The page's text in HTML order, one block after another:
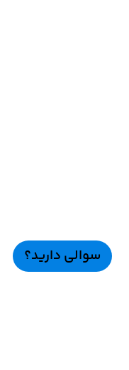
سوالی دارید؟